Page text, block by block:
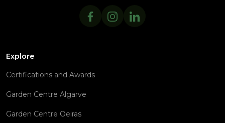
Explore
Certifications and Awards
Garden Centre Algarve
Garden Centre Oeiras